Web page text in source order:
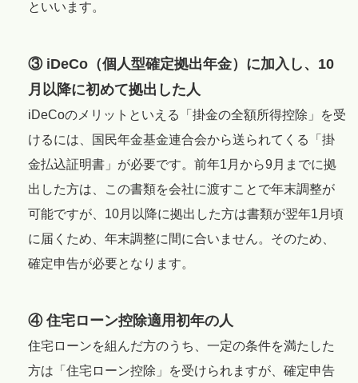
といいます。
③ iDeCo（個人型確定拠出年金）に加入し、10
月以降に初めて拠出した人
iDeCoのメリットといえる「掛金の全額所得控除」を受
けるには、国民年金基金連合会から送られてくる「掛
金払込証明書」が必要です。前年1月から9月までに拠
出した方は、この書類を会社に渡すことで年末調整が
可能ですが、10月以降に拠出した方は書類が翌年1月頃
に届くため、年末調整に間に合いません。そのため、
確定申告が必要となります。
④ 住宅ローン控除適用初年の人
住宅ローンを組んだ方のうち、一定の条件を満たした
方は「住宅ローン控除」を受けられますが、確定申告